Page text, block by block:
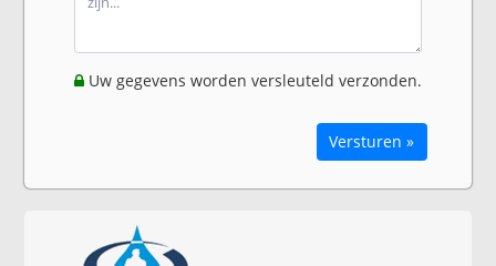
Uw gegevens worden versleuteld verzonden.
Versturen »